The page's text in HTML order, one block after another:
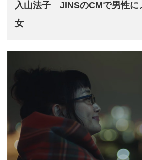
入山法子 JINSのCMで男性に
女